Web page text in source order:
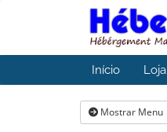
Início Loja
Mostrar Menu